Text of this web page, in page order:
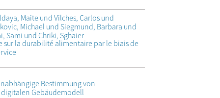
Maite und Vilches, Carlos und
Michael und Siegmund, Barbara und
Sami und Chriki, Sghaier
la durabilité alimentaire par le biais de
Bestimmung von
Gebäudemodell